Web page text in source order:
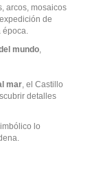
arcos, mosaicos
de
época.
mundo,
mar, el Castillo
detalles
lo